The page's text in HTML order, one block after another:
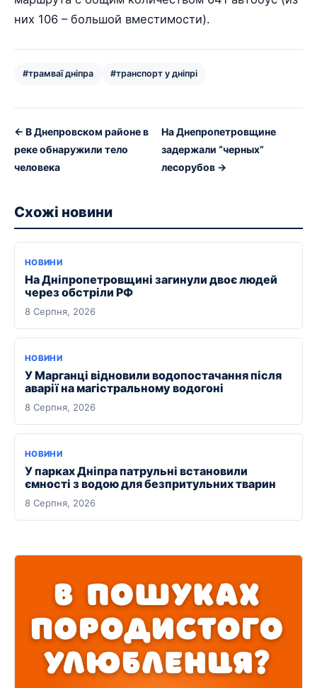
них 106 – большой вместимости).
#трамваї дніпра #транспорт у дніпрі
← В Днепровском районе в
реке обнаружили тело
человека
На Днепропетровщине
задержали “черных”
лесорубов →
Схожі новини
НОВИНИ
На Дніпропетровщині загинули двоє людей
через обстріли РФ
8 Серпня, 2026
НОВИНИ
У Марганці відновили водопостачання після
аварії на магістральному водогоні
8 Серпня, 2026
НОВИНИ
У парках Дніпра патрульні встановили
ємності з водою для безпритульних тварин
8 Серпня, 2026